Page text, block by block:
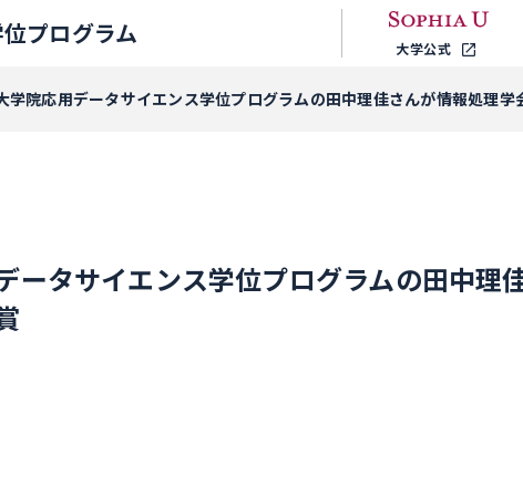
プログラム 大学公式
学院応用データサイエンス学位プログラムの田中理佳さんが情報処理学
ータサイエンス学位プログラムの田中理